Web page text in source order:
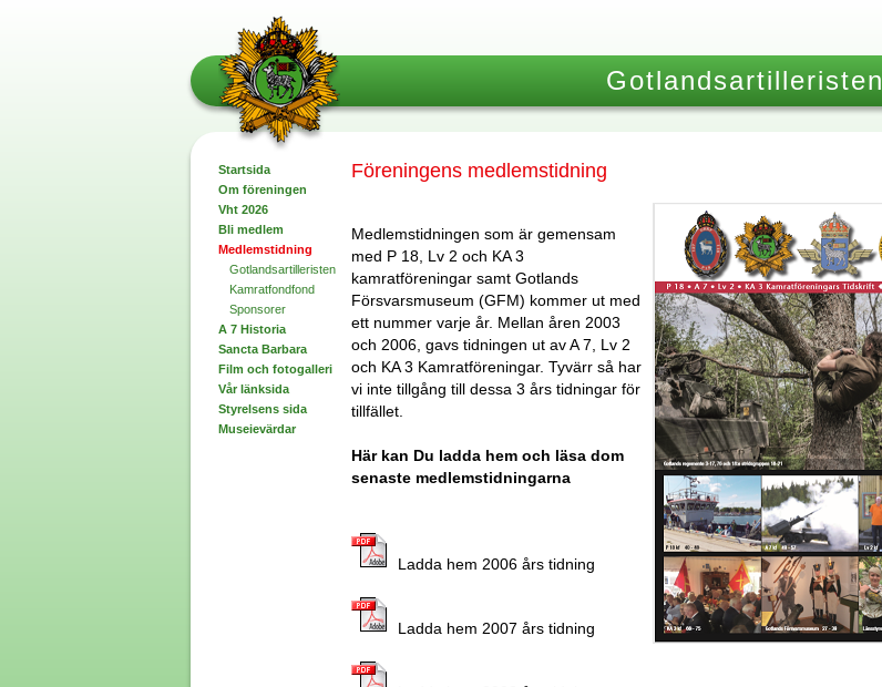
Gotlandsartilleristen
Startsida
Om föreningen
Vht 2026
Bli medlem
Medlemstidning
Gotlandsartilleristen
Kamratfondfond
Sponsorer
A 7 Historia
Sancta Barbara
Film och fotogalleri
Vår länksida
Styrelsens sida
Museievärdar
Föreningens medlemstidning
Medlemstidningen som är gemensam
med P 18, Lv 2 och KA 3
kamratföreningar samt Gotlands
Försvarsmuseum (GFM) kommer ut med
ett nummer varje år. Mellan åren 2003
och 2006, gavs tidningen ut av A 7, Lv 2
och KA 3 Kamratföreningar. Tyvärr så har
vi inte tillgång till dessa 3 års tidningar för
tillfället.
Här kan Du ladda hem och läsa dom
senaste medlemstidningarna
Ladda hem 2006 års tidning
Ladda hem 2007 års tidning